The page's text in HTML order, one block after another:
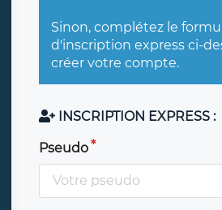
Sinon, complétez le
d'inscription express ci-
créer votre compte.
INSCRIPTION EXPRESS :
Pseudo